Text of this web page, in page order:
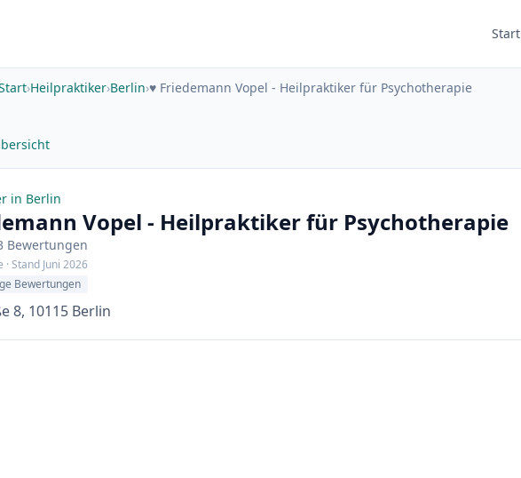
Start
›Heilpraktiker›Berlin›♥️ Friedemann Vopel - Heilpraktiker für Psychotherapie
in Berlin
Vopel - Heilpraktiker für Psychotherapie
Bewertungen
Stand Juni 2026
Bewertungen
8, 10115 Berlin